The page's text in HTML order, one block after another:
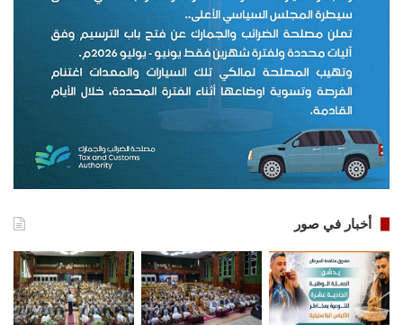
أخبار في صور